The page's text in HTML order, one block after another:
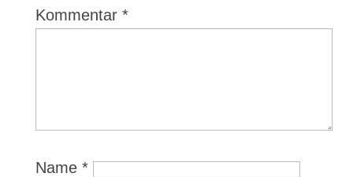
Kommentar *
Name *